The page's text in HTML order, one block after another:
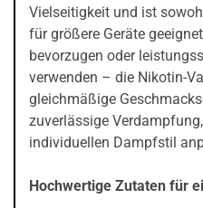
Vielseitigkeit und ist
für größere Geräte
bevorzugen oder
verwenden – die Nikotin-
gleichmäßige
zuverlässige
individuellen Dampfstil
Hochwertige Zutaten für